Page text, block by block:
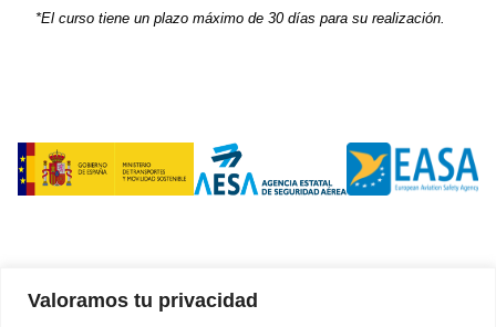
Valoramos tu privacidad
*El curso tiene un plazo máximo de 30 días para su realización.